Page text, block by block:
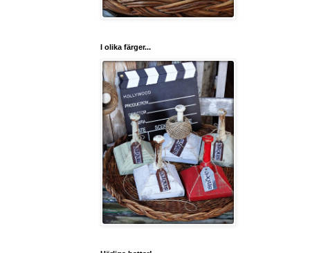
I olika färger...